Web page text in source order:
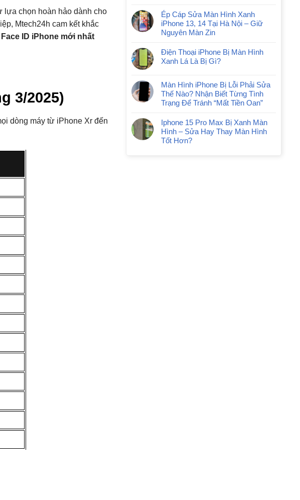
lựa chọn hoàn hảo dành cho
Mtech24h cam kết khắc
ID iPhone mới nhất
3/2025)
dòng máy từ iPhone Xr đến
Ép Cáp Sửa Màn Hình Xanh
iPhone 13, 14 Tại Hà Nội – Giữ
Nguyên Màn Zin
Điện Thoại iPhone Bị Màn Hình
Xanh Lá Là Bị Gì?
Màn Hình iPhone Bị Lỗi Phải Sửa
Thế Nào? Nhận Biết Từng Tình
Trạng Để Tránh “Mất Tiền Oan”
Iphone 15 Pro Max Bị Xanh Màn
Hình – Sửa Hay Thay Màn Hình
Tốt Hơn?